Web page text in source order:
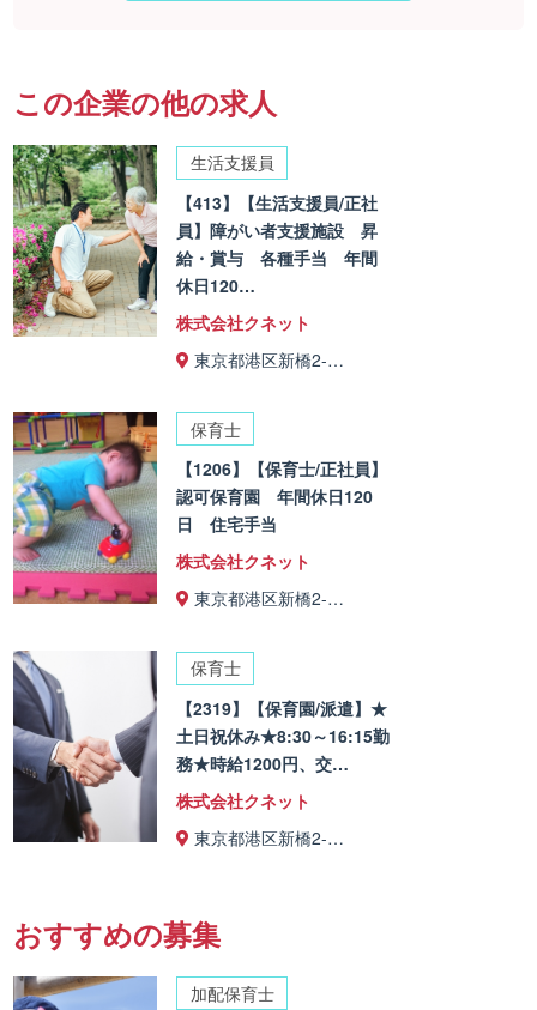
この企業の他の求人
生活支援員
【413】【生活支援員/正社
員】障がい者支援施設 昇
給・賞与 各種手当 年間
休日120…
株式会社クネット
東京都港区新橋2-…
保育士
【1206】【保育士/正社員】
認可保育園 年間休日120
日 住宅手当
株式会社クネット
東京都港区新橋2-…
保育士
【2319】【保育園/派遣】★
土日祝休み★8:30～16:15勤
務★時給1200円、交…
株式会社クネット
東京都港区新橋2-…
おすすめの募集
加配保育士